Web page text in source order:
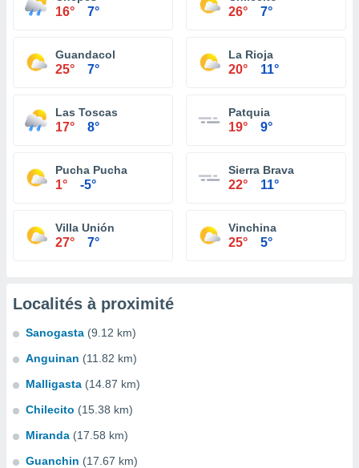
16° 7° 26° 7°
Guandacol
25° 7°
La Rioja
20° 11°
Las Toscas
17° 8°
Patquia
19° 9°
Pucha Pucha
1° -5°
Sierra Brava
22° 11°
Villa Unión
27° 7°
Vinchina
25° 5°
Localités à proximité
Sanogasta (9.12 km)
Anguinan (11.82 km)
Malligasta (14.87 km)
Chilecito (15.38 km)
Miranda (17.58 km)
Guanchin (17.67 km)